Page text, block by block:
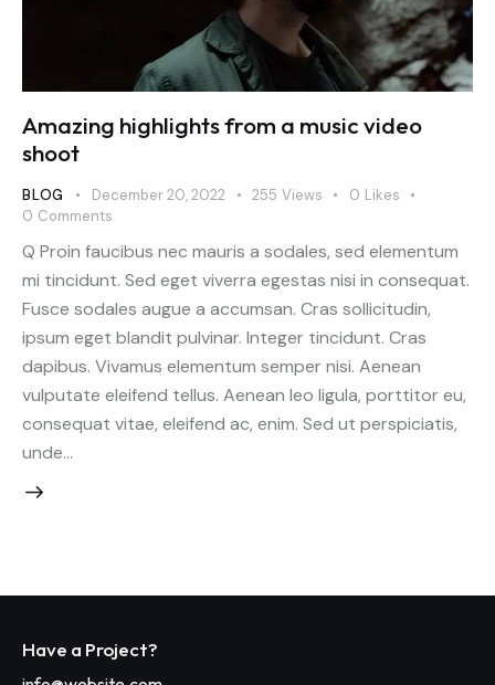
Amazing highlights from a music video
shoot
BLOG December 20, 2022 255 Views 0 Likes
0 Comments
Q Proin faucibus nec mauris a sodales, sed elementum
mi tincidunt. Sed eget viverra egestas nisi in consequat.
Fusce sodales augue a accumsan. Cras sollicitudin,
ipsum eget blandit pulvinar. Integer tincidunt. Cras
dapibus. Vivamus elementum semper nisi. Aenean
vulputate eleifend tellus. Aenean leo ligula, porttitor eu,
consequat vitae, eleifend ac, enim. Sed ut perspiciatis,
unde…
Have a Project?